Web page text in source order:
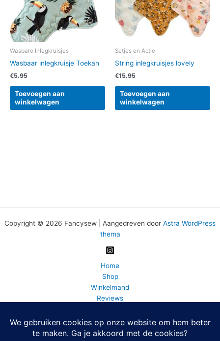
Wasbare Inlegkruisjes
Wasbaar inlegkruisje Toekan
€5.95
Toevoegen aan
winkelwagen
Setjes en Actie
String inlegkruisjes lovely
€15.95
Toevoegen aan
winkelwagen
Copyright © 2026 Fancysew | Aangedreven door Astra WordPress
thema
Home
Shop
Winkelmand
Reviews
BLOG
FAQ